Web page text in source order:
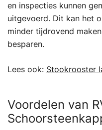
en inspecties kunnen
uitgevoerd. Dit kan het
minder tijdrovend
besparen.
Lees ook: Stookrooster
Voordelen van